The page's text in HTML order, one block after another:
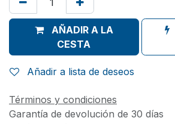
AÑADIR A LA
CESTA
Añadir a lista de deseos
Términos y condiciones
Garantía de devolución de 30 días